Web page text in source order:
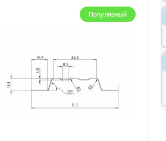
Популярный